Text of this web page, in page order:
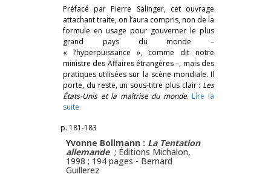
Préfacé par Pierre Salinger, cet ouvrage
attachant traite, on l’aura compris, non de la
formule en usage pour gouverner le plus
grand pays du monde –
« l’hyperpuissance », comme dit notre
ministre des Affaires étrangères –, mais des
pratiques utilisées sur la scène mondiale. Il
porte, du reste, un sous-titre plus clair : Les
États-Unis et la maîtrise du monde. Lire la
suite
p. 181-183
Yvonne Bollmann : La Tentation
allemande ; Éditions Michalon,
1998 ; 194 pages - Bernard
Guillerez